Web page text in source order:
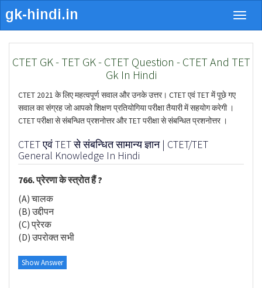
CTET GK - TET GK - CTET Question - CTET And TET
Gk In Hindi
CTET 2021 के लिए महत्वपूर्ण सवाल और उनके उत्तर। CTET एवं TET में पूछे गए
सवाल का संग्रह जो आपको शिक्षण प्रतियोगिया परीक्षा तैयारी में सहयोग करेगी ।
CTET परीक्षा से संबन्धित प्रशनोत्तर और TET परीक्षा से संबन्धित प्रशनोत्तर ।
CTET एवं TET से संबन्धित सामान्य ज्ञान | CTET/TET
General Knowledge In Hindi
766. प्रेरणा के स्त्रोत हैं ?
(A) चालक
(B) उद्दीपन
(C) प्रेरक
(D) उपरोक्त सभी
Show Answer